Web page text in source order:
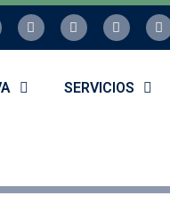
SERVICIOS